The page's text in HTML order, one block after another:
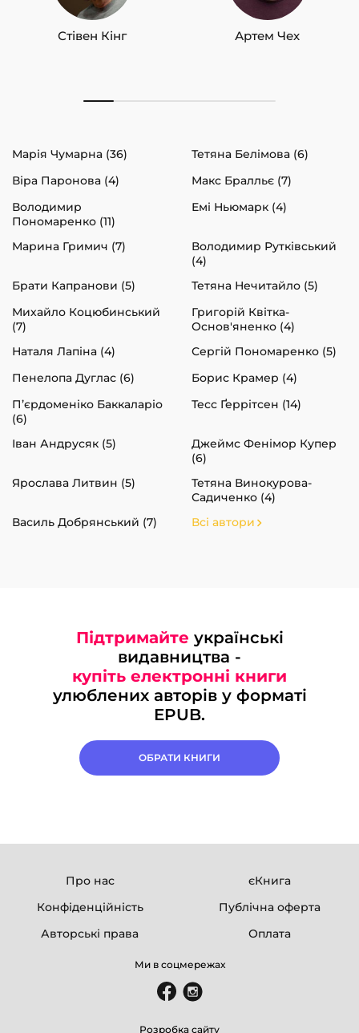
Стівен Кінг Артем Чех
Марія Чумарна (36)
Тетяна Белімова (6)
Віра Паронова (4)
Макс Бралльє (7)
Володимир
Пономаренко (11)
Емі Ньюмарк (4)
Марина Гримич (7)
Володимир Рутківський
(4)
Брати Капранови (5)
Тетяна Нечитайло (5)
Михайло Коцюбинський
(7)
Григорій Квітка-
Основ'яненко (4)
Наталя Лапіна (4)
Сергій Пономаренко (5)
Пенелопа Дуглас (6)
Борис Крамер (4)
П’єрдоменіко Баккаларіо
(6)
Тесс Ґеррітсен (14)
Іван Андрусяк (5)
Джеймс Фенімор Купер
(6)
Ярослава Литвин (5)
Тетяна Винокурова-
Садиченко (4)
Василь Добрянський (7)
Всі автори
Підтримайте українські
видавництва -
купіть електронні книги
улюблених авторів у форматі
EPUB.
ОБРАТИ КНИГИ
Про нас
єКнига
Конфіденційність
Публічна оферта
Авторські права
Оплата
Ми в соцмережах
Розробка сайту